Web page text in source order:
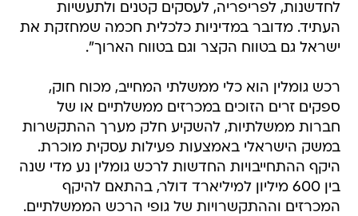
לחדשנות, לפריפריה, לעסקים קטנים ולתעשיות
העתיד. מדובר במדיניות כלכלית חכמה שמחזקת את
ישראל גם בטווח הקצר וגם בטווח הארוך".
רכש גומלין הוא כלי ממשלתי המחייב, מכוח חוק,
ספקים זרים הזוכים במכרזים ממשלתיים או של
חברות ממשלתיות, להשקיע חלק מערך ההתקשרות
במשק הישראלי באמצעות פעילות עסקית מוכרת.
היקף ההתחייבויות החדשות לרכש גומלין נע מדי שנה
בין 600 מיליון למיליארד דולר, בהתאם להיקף
המכרזים וההתקשרויות של גופי הרכש הממשלתיים.